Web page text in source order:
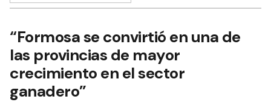
“Formosa se convirtió en una de
las provincias de mayor
crecimiento en el sector
ganadero”